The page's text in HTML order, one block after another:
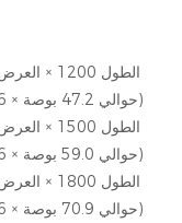
(حوالي 47.2 بوصة × 23.6 بوصة × 37.4 بوصة)
(حوالي 59.0 بوصة × 23.6 بوصة × 37.4 بوصة)
(حوالي 70.9 بوصة × 23.6 بوصة × 37.4 بوصة)